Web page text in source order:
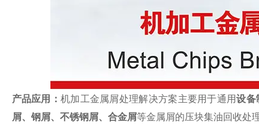
产品应用： 机加工金属屑处理解决方案主要用于通用设备
屑、 钢屑、不锈钢屑、合金屑等金属屑的压块集油回收处